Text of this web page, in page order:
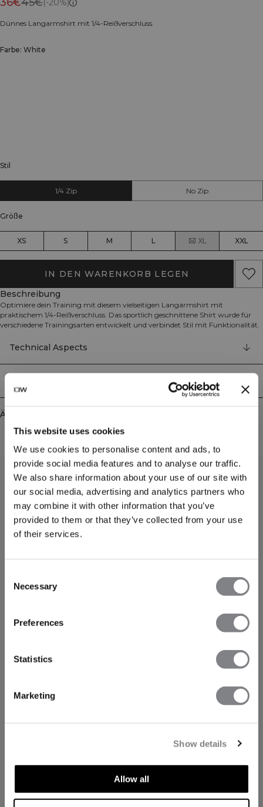
This website uses cookies
We use cookies to personalise content and ads, to
provide social media features and to analyse our traffic.
We also share information about your use of our site with
our social media, advertising and analytics partners who
may combine it with other information that you’ve
provided to them or that they’ve collected from your use
of their services.
Selection
Necessary
Preferences
Statistics
Marketing
Show details
Allow all
(-20%)
Dünnes Langarmshirt mit 1/4-Reißverschluss.
Farbe: White
Stil
1/4 Zip No Zip
Größe
XS S M L XL XXL
IN DEN WARENKORB LEGEN
Beschreibung
Optimiere dein Training mit diesem vielseitigen Langarmshirt mit
praktischem 1/4-Reißverschluss. Das sportlich geschnittene Shirt wurde für
verschiedene Trainingsarten entwickelt und verbindet Stil mit Funktionalität.
Ausziehen sowie eine optimale Belüftungsregulierung während intensiver
Einheiten. Dank der SWEATTECH™-Technologie bietet dieses Oberteil
hervorragende Atmungsaktivität, die dich während des gesamten Workouts
angenehm trocken hält. Das reflektierende ICIW-Logo auf der Brust verleiht
dem Shirt nicht nur einen eleganten Touch, sondern erhöht auch die
Sichtbarkeit bei schlechten Lichtverhältnissen. 94% Recyceltes Nylon, 6%
Elastan.
Technical Aspects
Ähnliche Produkte